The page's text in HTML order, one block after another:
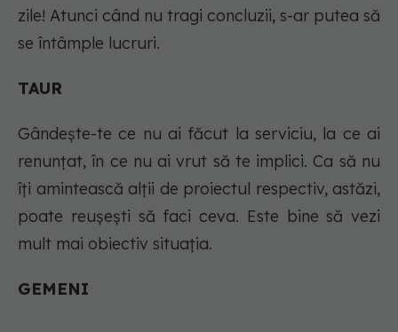
zile! Atunci când nu tragi concluzii, s-ar putea să
se întâmple lucruri.
TAUR
Gândeşte-te ce nu ai făcut la serviciu, la ce ai
renunţat, în ce nu ai vrut să te implici. Ca să nu
îţi amintească alţii de proiectul respectiv, astăzi,
poate reuşeşti să faci ceva. Este bine să vezi
mult mai obiectiv situaţia.
GEMENI